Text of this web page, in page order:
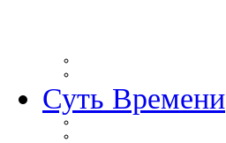
Суть Времени